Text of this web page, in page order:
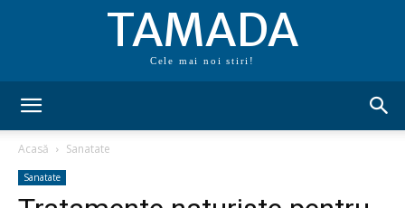
TAMADA
Cele mai noi stiri!
Acasă Sanatate
Sanatate